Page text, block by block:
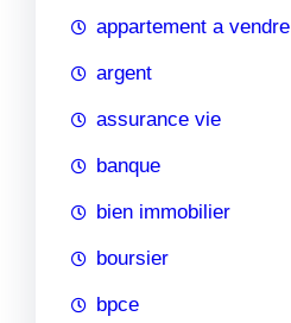
appartement a vendre
argent
assurance vie
banque
bien immobilier
boursier
bpce